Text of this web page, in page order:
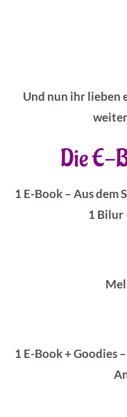
Und nun ihr lieben
Die E-
1 E-Book – Aus dem
1 Bilur
1 E-Book + Goodies